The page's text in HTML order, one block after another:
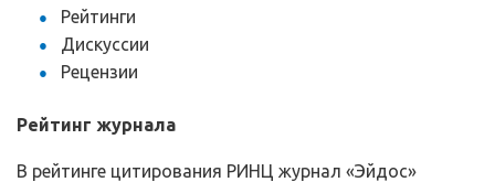
Рейтинги
Дискуссии
Рецензии
Рейтинг журнала
В рейтинге цитирования РИНЦ журнал «Эйдос»